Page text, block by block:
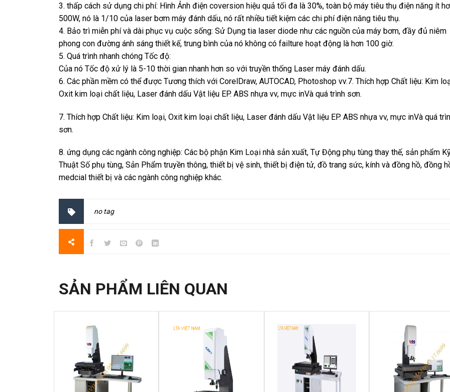
3. thấp cách sử dụng chi phí: Hình Ảnh điện coversion hiệu quả tối đa là 30%, toàn bộ máy tiêu thụ điện năng ít
500W, nó là 1/10 của laser bơm máy đánh dấu, nó rất nhiều tiết kiệm các chi phí điện năng tiêu thụ.
4. Bảo trì miễn phí và dài phục vụ cuộc sống: Sử Dụng tia laser diode như các nguồn của máy bơm, đầy đủ niêm
phong con đường ánh sáng thiết kế, trung bình của nó không có failture hoạt động là hơn 100 giờ.
5. Quá trình nhanh chóng Tốc độ:
Của nó Tốc độ xử lý là 5-10 thời gian nhanh hơn so với truyền thống Laser máy đánh dấu.
6. Các phần mềm có thể được Tương thích với CorelDraw, AUTOCAD, Photoshop vv.7. Thích hợp Chất liệu: Kim
Oxit kim loại chất liệu, Laser đánh dấu Vật liệu EP. ABS nhựa vv, mực inVà quá trình sơn.
7. Thích hợp Chất liệu: Kim loại, Oxit kim loại chất liệu, Laser đánh dấu Vật liệu EP. ABS nhựa vv, mực inVà quá
sơn.
8. ứng dụng các ngành công nghiệp: Các bộ phận Kim Loại nhà sản xuất, Tự Động phụ tùng thay thế, sản phẩm
Thuật Số phụ tùng, Sản Phẩm truyền thông, thiết bị vệ sinh, thiết bị điện tử, đồ trang sức, kính và đồng hồ, đồng
medcial thiết bị và các ngành công nghiệp khác.
no tag
SẢN PHẨM LIÊN QUAN